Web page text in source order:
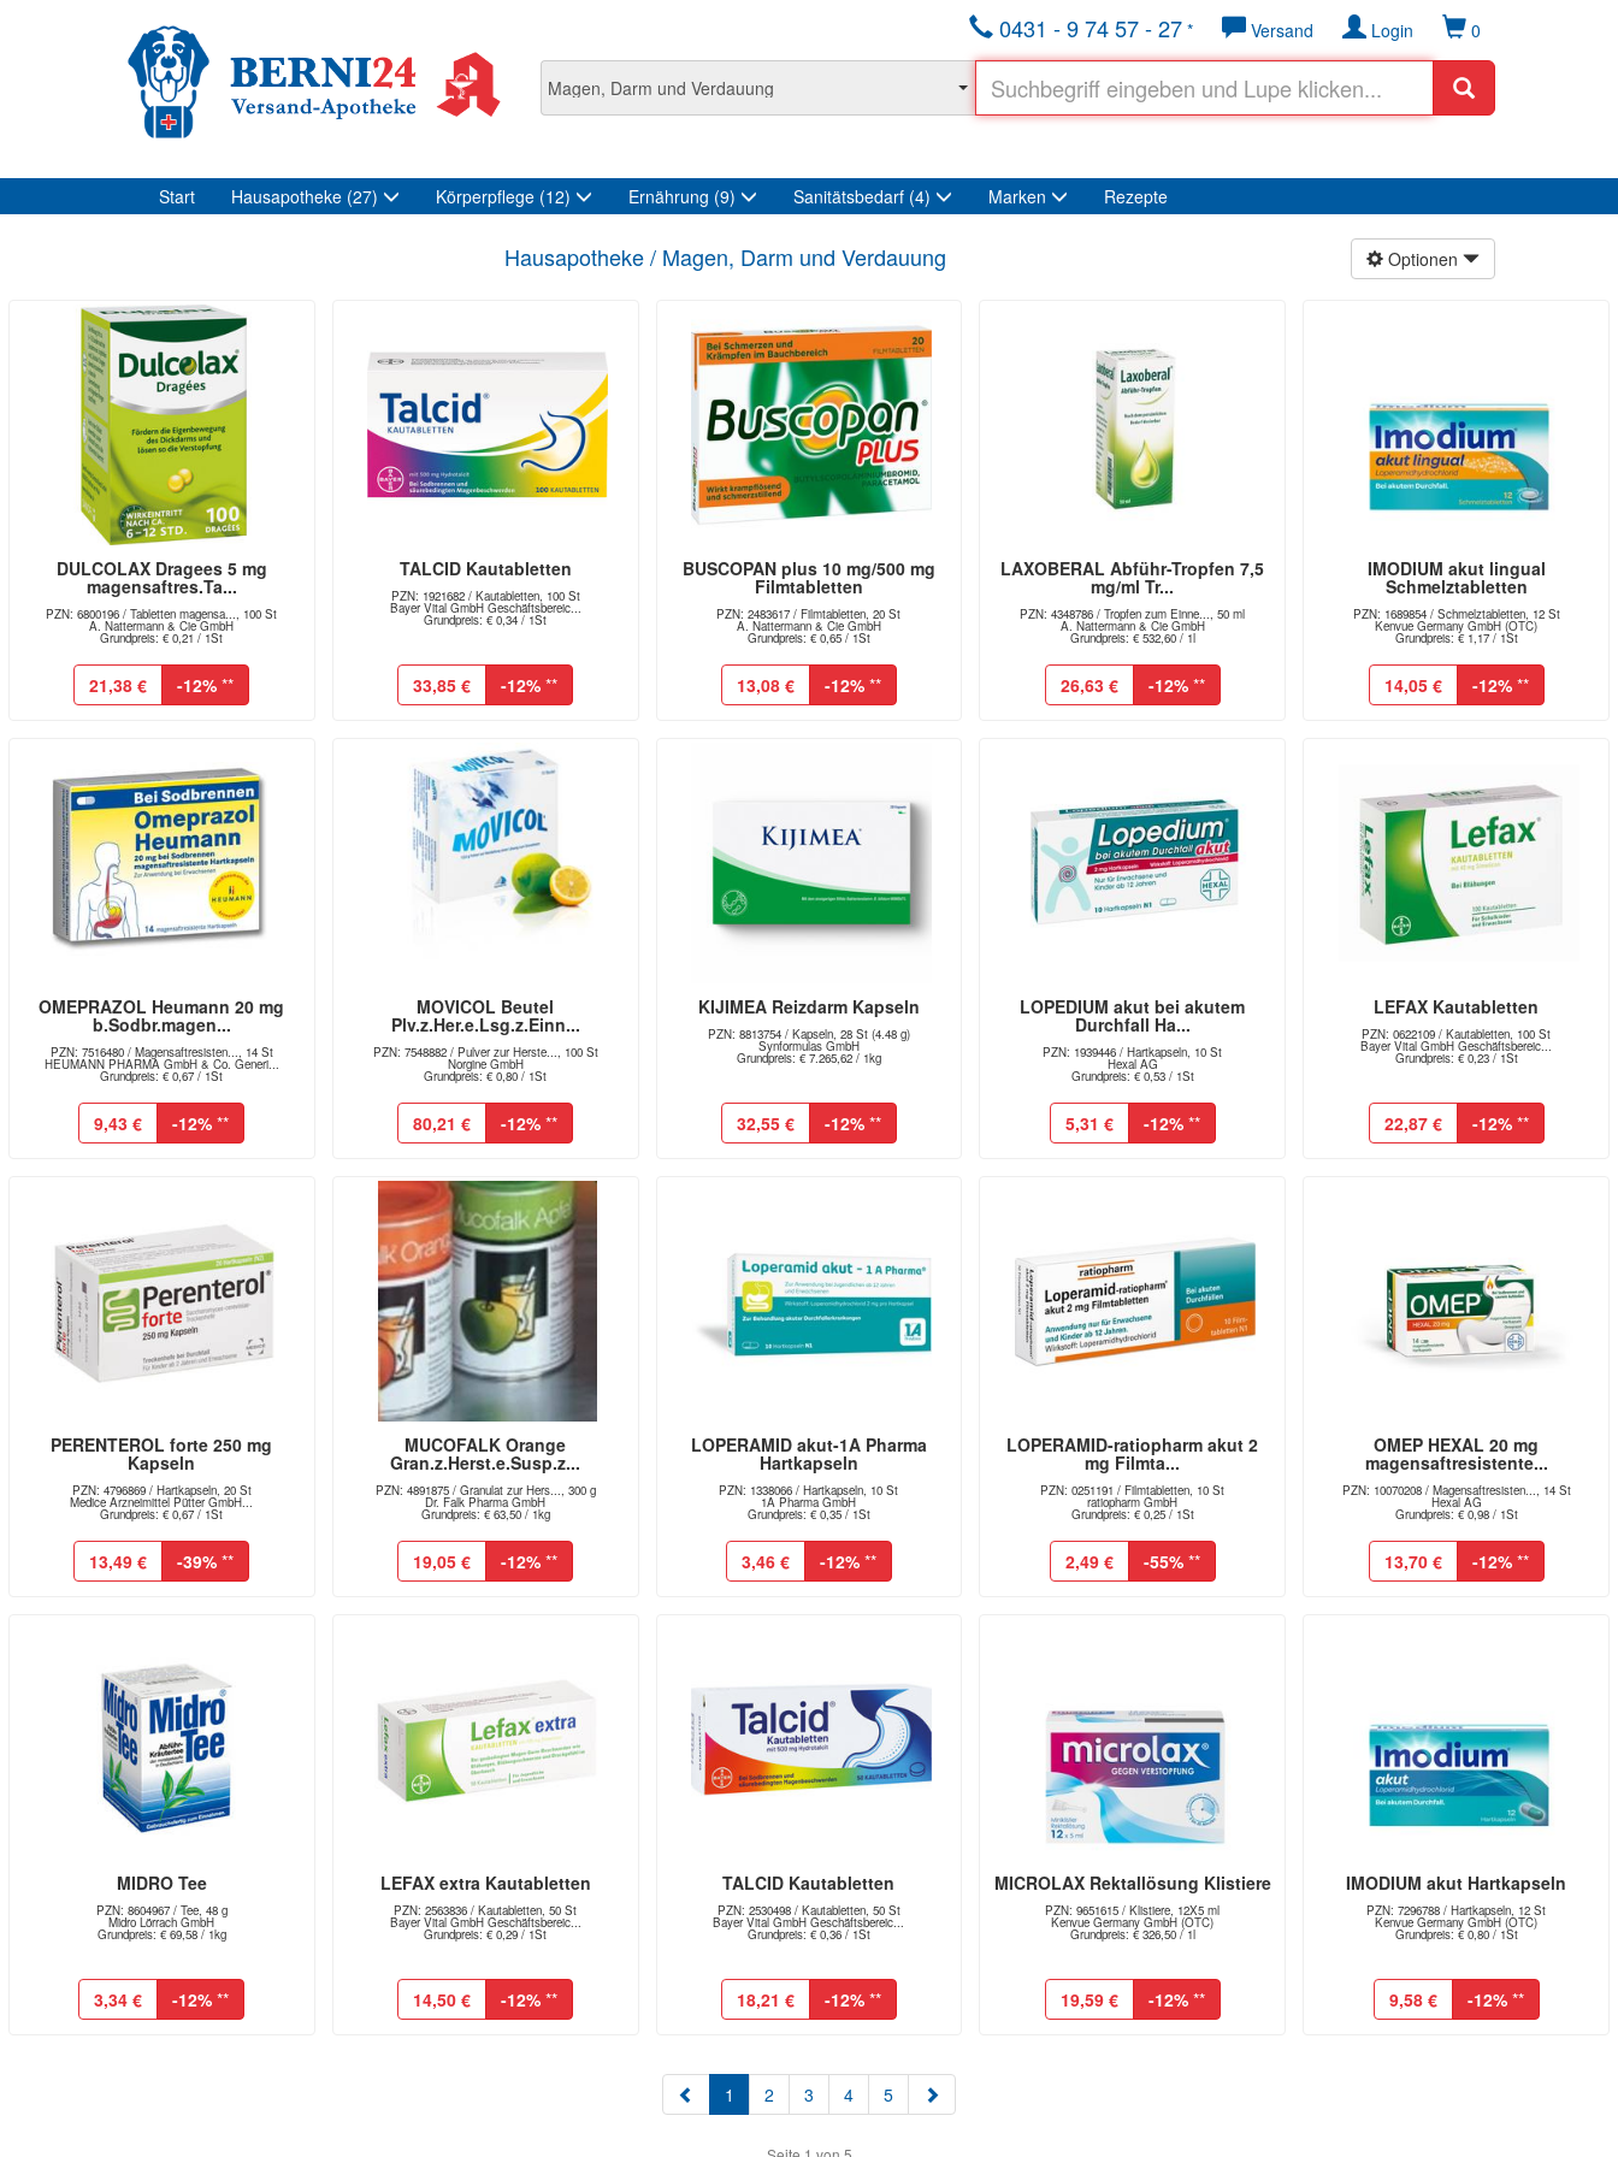
0
Login
Versand
0431 - 9 74 57 - 27 *
Start Hausapotheke (27) Körperpflege (12) Ernährung (9) Sanitätsbedarf (4) Marken Rezepte
Optionen
Hausapotheke / Magen, Darm und Verdauung
DULCOLAX Dragees 5 mg
magensaftres.Ta...
PZN: 6800196 / Tabletten magensa..., 100 St
A. Nattermann & Cie GmbH
Grundpreis: € 0,21 / 1St
21,38 € -12% **
TALCID Kautabletten
PZN: 1921682 / Kautabletten, 100 St
Bayer Vital GmbH Geschäftsbereic...
Grundpreis: € 0,34 / 1St
33,85 € -12% **
BUSCOPAN plus 10 mg/500 mg
Filmtabletten
PZN: 2483617 / Filmtabletten, 20 St
A. Nattermann & Cie GmbH
Grundpreis: € 0,65 / 1St
13,08 € -12%**
LAXOBERAL Abführ-Tropfen 7,5
mg/ml Tr...
PZN: 4348786 / Tropfen zum Einne..., 50 ml
A. Nattermann & Cie GmbH
Grundpreis: € 532,60 / 1l
26,63 € -12%**
IMODIUM akut lingual
Schmelztabletten
PZN: 1689854 / Schmelztabletten, 12 St
Kenvue Germany GmbH (OTC)
Grundpreis: € 1,17 / 1St
14,05 € -12%**
OMEPRAZOL Heumann 20 mg
b.Sodbr.magen...
PZN: 7516480 / Magensaftresisten..., 14 St
HEUMANN PHARMA GmbH & Co. Generi...
Grundpreis: € 0,67 / 1St
9,43 € -12% **
MOVICOL Beutel
Plv.z.Her.e.Lsg.z.Einn...
PZN: 7548882 / Pulver zur Herste..., 100 St
Norgine GmbH
Grundpreis: € 0,80 / 1St
80,21 € -12% **
KIJIMEA Reizdarm Kapseln
PZN: 8813754 / Kapseln, 28 St (4.48 g)
Synformulas GmbH
Grundpreis: € 7.265,62 / 1kg
32,55 € -12%**
LOPEDIUM akut bei akutem
Durchfall Ha...
PZN: 1939446 / Hartkapseln, 10 St
Hexal AG
Grundpreis: € 0,53 / 1St
5,31 € -12%**
LEFAX Kautabletten
PZN: 0622109 / Kautabletten, 100 St
Bayer Vital GmbH Geschäftsbereic...
Grundpreis: € 0,23 / 1St
22,87 € -12%**
PERENTEROL forte 250 mg
Kapseln
PZN: 4796869 / Hartkapseln, 20 St
Medice Arzneimittel Pütter GmbH...
Grundpreis: € 0,67 / 1St
13,49 € -39% **
MUCOFALK Orange
Gran.z.Herst.e.Susp.z...
PZN: 4891875 / Granulat zur Hers..., 300 g
Dr. Falk Pharma GmbH
Grundpreis: € 63,50 / 1kg
19,05 € -12% **
LOPERAMID akut-1A Pharma
Hartkapseln
PZN: 1338066 / Hartkapseln, 10 St
1A Pharma GmbH
Grundpreis: € 0,35 / 1St
3,46 € -12%**
LOPERAMID-ratiopharm akut 2
mg Filmta...
PZN: 0251191 / Filmtabletten, 10 St
ratiopharm GmbH
Grundpreis: € 0,25 / 1St
2,49 € -55%**
OMEP HEXAL 20 mg
magensaftresistente...
PZN: 10070208 / Magensaftresisten..., 14 St
Hexal AG
Grundpreis: € 0,98 / 1St
13,70 € -12%**
MIDRO Tee
PZN: 8604967 / Tee, 48 g
Midro Lörrach GmbH
Grundpreis: € 69,58 / 1kg
3,34 € -12% **
LEFAX extra Kautabletten
PZN: 2563836 / Kautabletten, 50 St
Bayer Vital GmbH Geschäftsbereic...
Grundpreis: € 0,29 / 1St
14,50 € -12% **
TALCID Kautabletten
PZN: 2530498 / Kautabletten, 50 St
Bayer Vital GmbH Geschäftsbereic...
Grundpreis: € 0,36 / 1St
18,21 € -12%**
MICROLAX Rektallösung Klistiere
PZN: 9651615 / Klistiere, 12X5 ml
Kenvue Germany GmbH (OTC)
Grundpreis: € 326,50 / 1l
19,59 € -12%**
IMODIUM akut Hartkapseln
PZN: 7296788 / Hartkapseln, 12 St
Kenvue Germany GmbH (OTC)
Grundpreis: € 0,80 / 1St
9,58 € -12%**
1 (aktuell)
2 3 4 5